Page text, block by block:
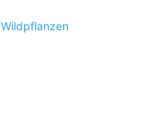
Wildpflanzen